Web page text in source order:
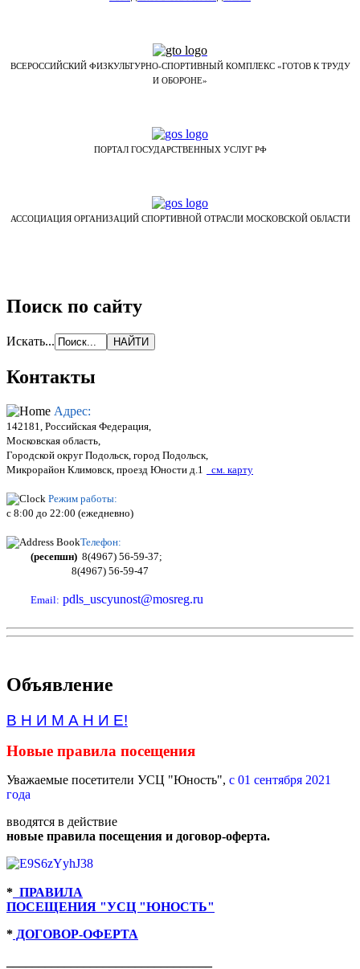
ВСЕРОССИЙСКИЙ ФИЗКУЛЬТУРНО-СПОРТИВНЫЙ КОМПЛЕКС «ГОТОВ К ТРУДУ
И ОБОРОНЕ»
ПОРТАЛ ГОСУДАРСТВЕННЫХ УСЛУГ РФ
АССОЦИАЦИЯ ОРГАНИЗАЦИЙ СПОРТИВНОЙ ОТРАСЛИ МОСКОВСКОЙ ОБЛАСТИ
Поиск по сайту
Искать...
Контакты
Адрес:
142181, Российская Федерация,
Московская область,
Городской округ Подольск, город Подольск,
Микрорайон Климовск, проезд Юности д.1
см. карту
Режим работы:
c 8:00 до 22:00 (ежедневно)
Телефон:
(ресепшн) 8(4967) 56-59-37;
8(4967) 56-59-47
Email: pdls_uscyunost@mosreg.ru
Объявление
В Н И М А Н И Е!
Новые правила посещения
Уважаемые посетители УСЦ "Юность", с 01 сентября 2021
года
вводятся в действие
новые правила посещения и договор-оферта.
* ПРАВИЛА
ПОСЕЩЕНИЯ "УСЦ "ЮНОСТЬ"
* ДОГОВОР-ОФЕРТА